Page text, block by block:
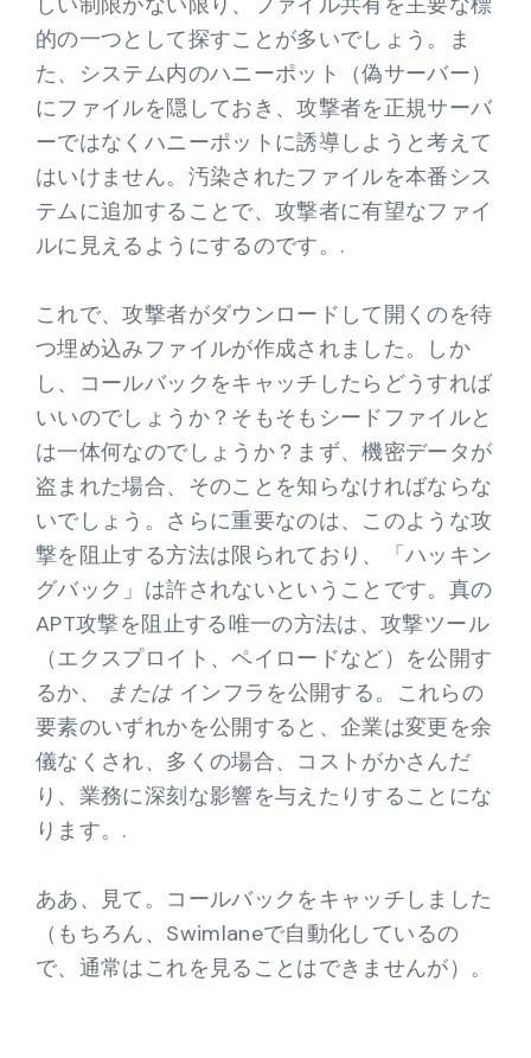
的の一つとして探すことが多いでしょう。ま
た、システム内のハニーポット（偽サーバー）
にファイルを隠しておき、攻撃者を正規サーバ
ーではなくハニーポットに誘導しようと考えて
はいけません。汚染されたファイルを本番シス
テムに追加することで、攻撃者に有望なファイ
ルに見えるようにするのです。.
これで、攻撃者がダウンロードして開くのを待
つ埋め込みファイルが作成されました。しか
し、コールバックをキャッチしたらどうすれば
いいのでしょうか？そもそもシードファイルと
は一体何なのでしょうか？まず、機密データが
盗まれた場合、そのことを知らなければならな
いでしょう。さらに重要なのは、このような攻
撃を阻止する方法は限られており、「ハッキン
グバック」は許されないということです。真の
APT攻撃を阻止する唯一の方法は、攻撃ツール
（エクスプロイト、ペイロードなど）を公開す
るか、
またはインフラを公開する。これらの
要素のいずれかを公開すると、企業は変更を余
儀なくされ、多くの場合、コストがかさんだ
り、業務に深刻な影響を与えたりすることにな
ります。.
ああ、見て。コールバックをキャッチしました
（もちろん、Swimlaneで自動化しているの
で、通常はこれを見ることはできませんが）。